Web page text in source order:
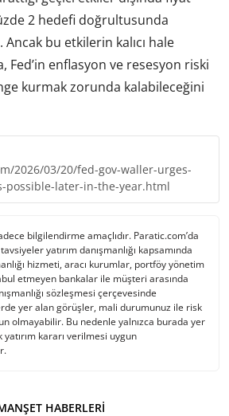
2 hedefi doğrultusunda
bu etkilerin kalıcı hale
Fed’in enflasyon ve resesyon riski
kurmak zorunda kalabileceğini
2026/03/20/fed-gov-waller-urges-
possible-later-in-the-year.html
bilgilendirme amaçlıdır. Paratic.com’da
yatırım danışmanlığı kapsamında
hizmeti, aracı kurumlar, portföy yönetim
etmeyen bankalar ile müşteri arasında
sözleşmesi çerçevesinde
yer alan görüşler, mali durumunuz ile risk
olmayabilir. Bu nedenle yalnızca burada yer
kararı verilmesi uygun
HABERLERI